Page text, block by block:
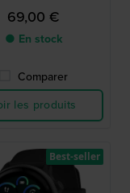
69,00 €
● En stock
Comparer
les produits
Best-seller